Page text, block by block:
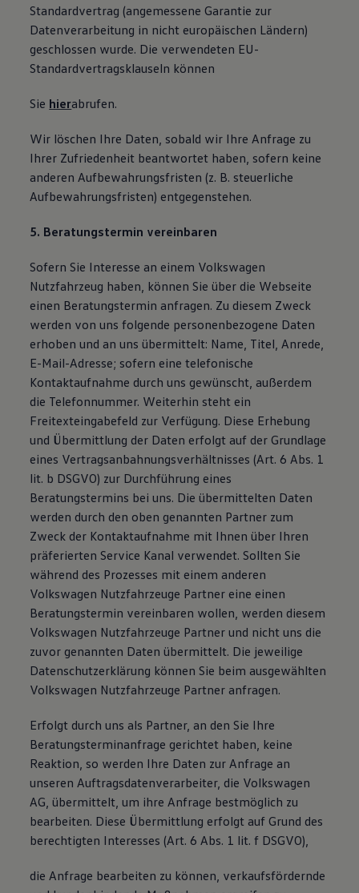
Standardvertrag (angemessene Garantie zur
Datenverarbeitung in nicht europäischen Ländern)
geschlossen wurde. Die verwendeten EU-
Standardvertragsklauseln können
Sie hierabrufen.
Wir löschen Ihre Daten, sobald wir Ihre Anfrage zu
Ihrer Zufriedenheit beantwortet haben, sofern keine
anderen Aufbewahrungsfristen (z. B. steuerliche
Aufbewahrungsfristen) entgegenstehen.
5. Beratungstermin vereinbaren
Sofern Sie Interesse an einem Volkswagen
Nutzfahrzeug haben, können Sie über die Webseite
einen Beratungstermin anfragen. Zu diesem Zweck
werden von uns folgende personenbezogene Daten
erhoben und an uns übermittelt: Name, Titel, Anrede,
E-Mail-Adresse; sofern eine telefonische
Kontaktaufnahme durch uns gewünscht, außerdem
die Telefonnummer. Weiterhin steht ein
Freitexteingabefeld zur Verfügung. Diese Erhebung
und Übermittlung der Daten erfolgt auf der Grundlage
eines Vertragsanbahnungsverhältnisses (Art. 6 Abs. 1
lit. b DSGVO) zur Durchführung eines
Beratungstermins bei uns. Die übermittelten Daten
werden durch den oben genannten Partner zum
Zweck der Kontaktaufnahme mit Ihnen über Ihren
präferierten Service Kanal verwendet. Sollten Sie
während des Prozesses mit einem anderen
Volkswagen Nutzfahrzeuge Partner eine einen
Beratungstermin vereinbaren wollen, werden diesem
Volkswagen Nutzfahrzeuge Partner und nicht uns die
zuvor genannten Daten übermittelt. Die jeweilige
Datenschutzerklärung können Sie beim ausgewählten
Volkswagen Nutzfahrzeuge Partner anfragen.
Erfolgt durch uns als Partner, an den Sie Ihre
Beratungsterminanfrage gerichtet haben, keine
Reaktion, so werden Ihre Daten zur Anfrage an
unseren Auftragsdatenverarbeiter, die Volkswagen
AG, übermittelt, um ihre Anfrage bestmöglich zu
bearbeiten. Diese Übermittlung erfolgt auf Grund des
berechtigten Interesses (Art. 6 Abs. 1 lit. f DSGVO),
die Anfrage bearbeiten zu können, verkaufsfördernde